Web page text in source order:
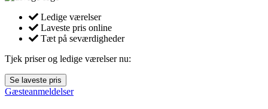
Ledige værelser
Laveste pris online
Tæt på seværdigheder
Tjek priser og ledige værelser nu:
Se laveste pris
Gæsteanmeldelser